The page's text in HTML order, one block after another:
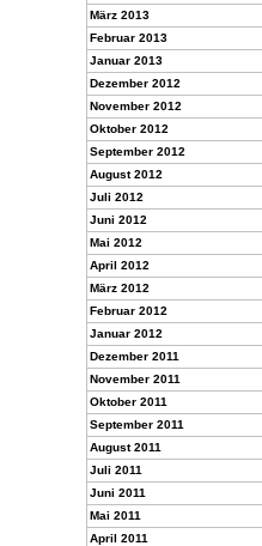
März 2013
Februar 2013
Januar 2013
Dezember 2012
November 2012
Oktober 2012
September 2012
August 2012
Juli 2012
Juni 2012
Mai 2012
April 2012
März 2012
Februar 2012
Januar 2012
Dezember 2011
November 2011
Oktober 2011
September 2011
August 2011
Juli 2011
Juni 2011
Mai 2011
April 2011